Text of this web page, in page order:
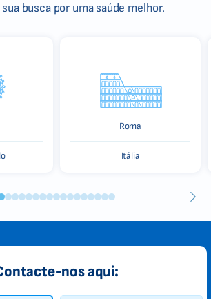
busca por uma saúde melhor.
Roma
Itália
nos aqui: